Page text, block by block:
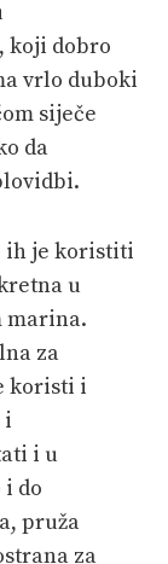
koji dobro
vrlo duboki
siječe
da
ih je koristiti
u
marina.
za
koristi i
i
i u
do
pruža
za